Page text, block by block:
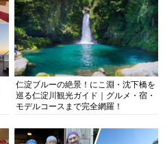
仁淀ブルーの絶景！にこ淵・沈下橋を
巡る仁淀川観光ガイド｜グルメ・宿・
モデルコースまで完全網羅！